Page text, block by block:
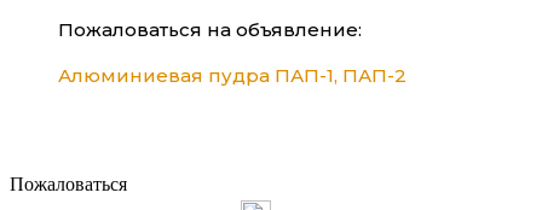
Пожаловаться на объявление:
Алюминиевая пудра ПАП-1, ПАП-2
Пожаловаться